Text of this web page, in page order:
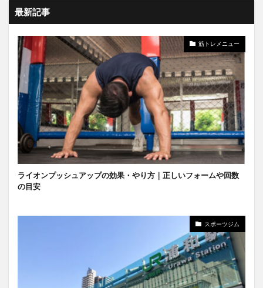
最新記事
筋トレメニュー
ライオンプッシュアップの効果・やり方｜正しいフォームや回数
の目安
スポーツジム